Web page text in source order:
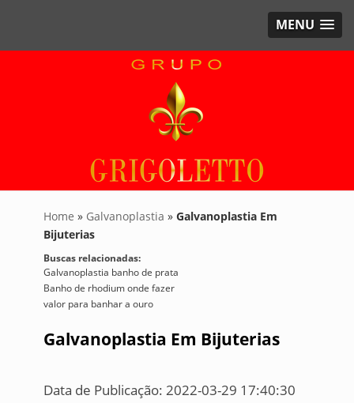
MENU
Home » Galvanoplastia » Galvanoplastia Em
Bijuterias
Buscas relacionadas:
Galvanoplastia banho de prata
Banho de rhodium onde fazer
valor para banhar a ouro
Galvanoplastia Em Bijuterias
Data de Publicação: 2022-03-29 17:40:30